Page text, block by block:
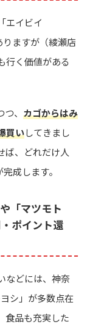
エイビイ
りますが（綾瀬店
行く価値がある
、 カゴからはみ
買いしてきまし
ば、どれだけ人
成します。
「マツモト
ポイント還
などには、神奈
シ」が多数点在
食品も充実した